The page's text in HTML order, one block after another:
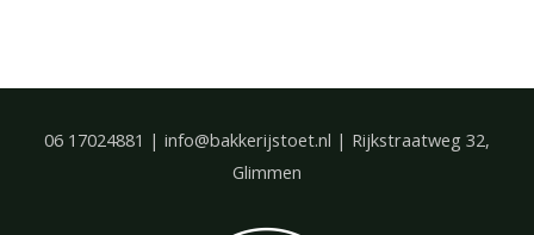
06 17024881 | info@bakkerijstoet.nl | Rijkstraatweg 32,
Glimmen